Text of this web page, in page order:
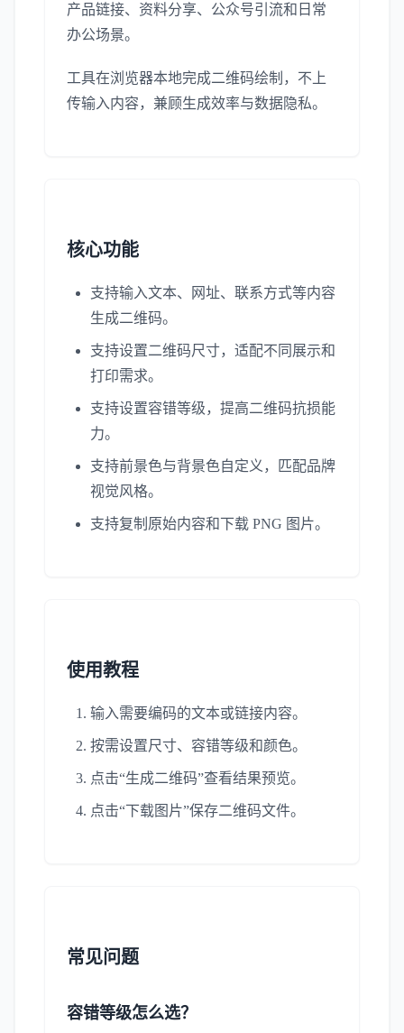
产品链接、资料分享、公众号引流和日常
办公场景。
工具在浏览器本地完成二维码绘制，不上
传输入内容，兼顾生成效率与数据隐私。
核心功能
支持输入文本、网址、联系方式等内容
生成二维码。
支持设置二维码尺寸，适配不同展示和
打印需求。
支持设置容错等级，提高二维码抗损能
力。
支持前景色与背景色自定义，匹配品牌
视觉风格。
支持复制原始内容和下载 PNG 图片。
使用教程
输入需要编码的文本或链接内容。
按需设置尺寸、容错等级和颜色。
点击“生成二维码”查看结果预览。
点击“下载图片”保存二维码文件。
常见问题
容错等级怎么选？